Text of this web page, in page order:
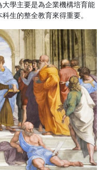
學主要是為企業機構培育能
生的整全教育來得重要。